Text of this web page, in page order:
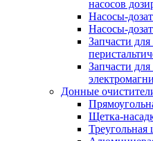
насосов
Насосы-
Насосы-
Запчасти
Запчасти
Донные
Щетка-
Треугольная